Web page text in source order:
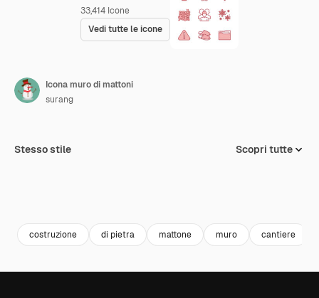
33,414 Icone
Vedi tutte le icone
Icona muro di mattoni
surang
Stesso stile Scopri tutte
costruzione di pietra mattone muro cantiere